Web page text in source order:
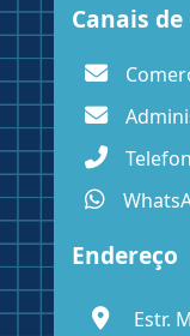
Canais
Endereço
Estr.